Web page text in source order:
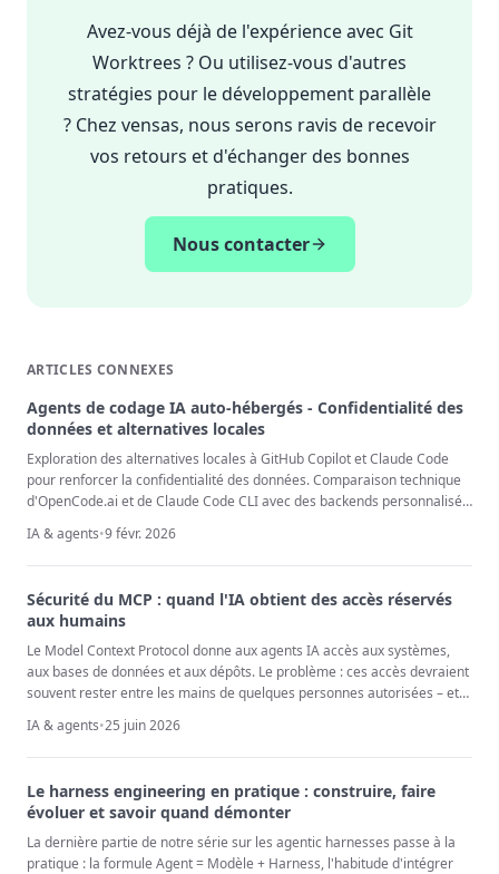
Avez-vous déjà de l'expérience avec Git
Worktrees ? Ou utilisez-vous d'autres
stratégies pour le développement parallèle
? Chez vensas, nous serons ravis de recevoir
vos retours et d'échanger des bonnes
pratiques.
Nous contacter
ARTICLES CONNEXES
Agents de codage IA auto-hébergés - Confidentialité des
données et alternatives locales
Exploration des alternatives locales à GitHub Copilot et Claude Code
pour renforcer la confidentialité des données. Comparaison technique
d'OpenCode.ai et de Claude Code CLI avec des backends personnalisés,
considérations de conformité RGPD.
IA & agents•9 févr. 2026
Sécurité du MCP : quand l'IA obtient des accès réservés
aux humains
Le Model Context Protocol donne aux agents IA accès aux systèmes,
aux bases de données et aux dépôts. Le problème : ces accès devraient
souvent rester entre les mains de quelques personnes autorisées – et
Nous examinons des incidents réels de 2025/2026 et les leçons qu'ils
nous enseignent.
IA & agents•25 juin 2026
Le harness engineering en pratique : construire, faire
évoluer et savoir quand démonter
La dernière partie de notre série sur les agentic harnesses passe à la
pratique : la formule Agent = Modèle + Harness, l'habitude d'intégrer